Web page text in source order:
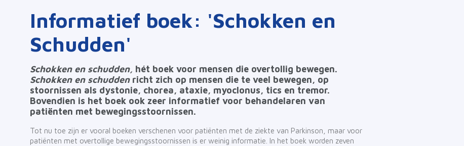
Informatief boek: 'Schokken en
Schudden'
Schokken en schudden, hét boek voor mensen die overtollig bewegen.
Schokken en schuddenricht zich op mensen die te veel bewegen, op
stoornissen als dystonie, chorea, ataxie, myoclonus, tics en tremor.
Bovendien is het boek ook zeer informatief voor behandelaren van
patiënten met bewegingsstoornissen.
Tot nu toe zijn er vooral boeken verschenen voor patiënten met de ziekte van Parkinson, maar voor
patiënten met overtollige bewegingsstoornissen is er weinig informatie. In het boek worden zeven